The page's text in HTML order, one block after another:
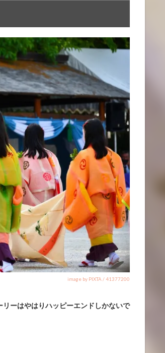
image by PIXTA / 41377200
リーはやはりハッピーエンドしかないで